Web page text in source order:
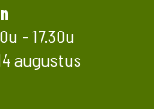
- 17.30u
augustus